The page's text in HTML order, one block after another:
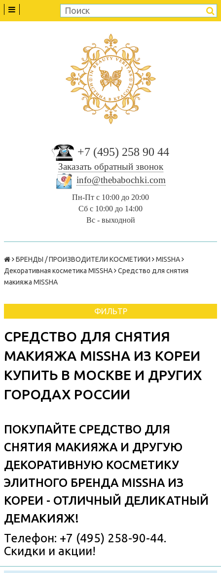
+7 (495) 258 90 44
Заказать обратный звонок
info@thebabochki.com
Пн-Пт с 10:00 до 20:00
Сб с 10:00 до 14:00
Вс - выходной
БРЕНДЫ / ПРОИЗВОДИТЕЛИ КОСМЕТИКИ
MISSHA
Декоративная косметика MISSHA
Средство для снятия
макияжа MISSHA
ФИЛЬТР
СРЕДСТВО ДЛЯ СНЯТИЯ
МАКИЯЖА MISSHA ИЗ КОРЕИ
КУПИТЬ В МОСКВЕ И ДРУГИХ
ГОРОДАХ РОССИИ
ПОКУПАЙТЕ СРЕДСТВО ДЛЯ
СНЯТИЯ МАКИЯЖА И ДРУГУЮ
ДЕКОРАТИВНУЮ КОСМЕТИКУ
ЭЛИТНОГО БРЕНДА MISSHA ИЗ
КОРЕИ - ОТЛИЧНЫЙ ДЕЛИКАТНЫЙ
ДЕМАКИЯЖ!
Телефон: +7 (495) 258-90-44.
Скидки и акции!